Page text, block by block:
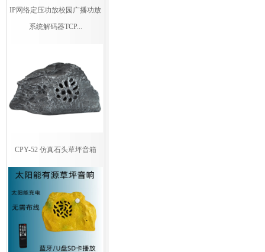
IP网络定压功放校园广播功放
系统解码器TCP...
CPY-52 仿真石头草坪音箱